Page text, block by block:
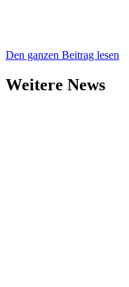
Den ganzen Beitrag lesen
Weitere News